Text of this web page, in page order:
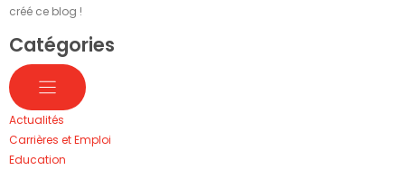
créé ce blog !
Catégories
Actualités
Carrières et Emploi
Education